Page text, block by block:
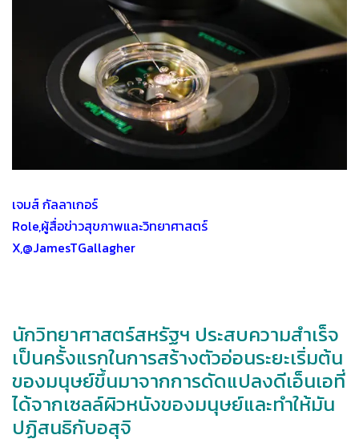
เจมส์ กัลลาเกอร์
Role,ผู้สื่อข่าวสุขภาพและวิทยาศาสตร์
X,@JamesTGallagher
นักวิทยาศาสตร์สหรัฐฯ ประสบความสำเร็จ
เป็นครั้งแรกในการสร้างตัวอ่อนระยะเริ่มต้น
ของมนุษย์ขึ้นมาจากการดัดแปลงดีเอ็นเอที่
ได้จากเซลล์ผิวหนังของมนุษย์และทำให้มัน
ปฏิสนธิกับอสุจิ